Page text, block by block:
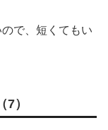
で、短くてもい
）